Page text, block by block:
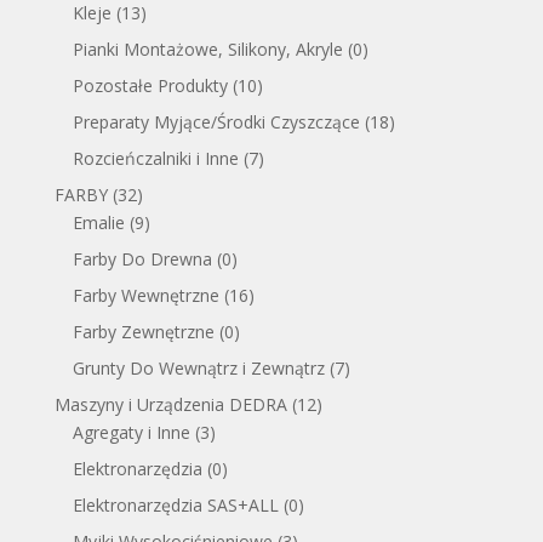
Kleje (13)
Pianki Montażowe, Silikony, Akryle (0)
Pozostałe Produkty (10)
Preparaty Myjące/Środki Czyszczące (18)
Rozcieńczalniki i Inne (7)
FARBY (32)
Emalie (9)
Farby Do Drewna (0)
Farby Wewnętrzne (16)
Farby Zewnętrzne (0)
Grunty Do Wewnątrz i Zewnątrz (7)
Maszyny i Urządzenia DEDRA (12)
Agregaty i Inne (3)
Elektronarzędzia (0)
Elektronarzędzia SAS+ALL (0)